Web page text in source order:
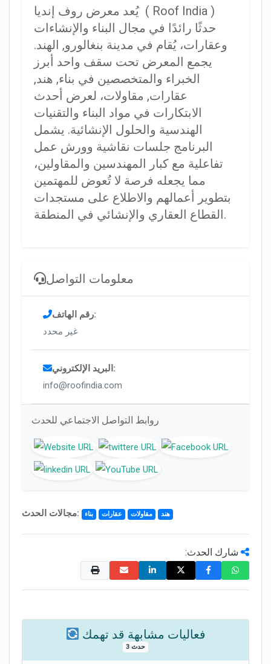
يُعد معرض روف إنديا ( Roof India )
حدثًا رائدًا في مجال البناء والإنشاءات
وعقارات، يُقام في مدينة بنغالورو, الهند.
يجمع المعرض تحت سقف واحد أبرز
الخبراء والمتخصصين في بناء, هند,
عقارات, مقاولات، لعرض أحدث
الابتكارات في مواد البناء والتقنيات
الهندسية والحلول الإنشائية. يشمل
البرنامج جلسات نقاشية وورش عمل
تفاعلية مع كبار المهندسين والمقاولين،
مما يجعله فرصة لا تُعوض للمهتمين
بتطوير أعمالهم والاطلاع على مستجدات
القطاع العقاري والإنشائي في المنطقة.
معلومات التواصل
رقم الهاتف:
غير محدد
البريد الإلكتروني:
info@roofindia.com
روابط التواصل الاجتماعي للحدث
مجالات الحدث: بناء عقارات مقاولات هند
شارك الحدث:
فعاليات مشابهة قد تهمك
3 حدث